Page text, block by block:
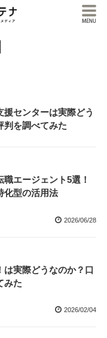
援センターは実際どう
判を調べてみた
エージェント5選！
化型の活用法
2026/06/28
は実際どうなのか？口
みた
2026/02/04